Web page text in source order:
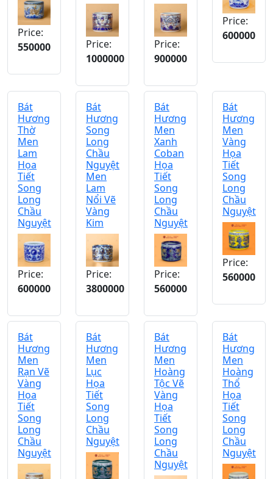
Price:
550000
Price:
1000000
Price:
900000
Price:
600000
Bát
Hương
Thờ
Men
Lam
Họa
Tiết
Song
Long
Chầu
Nguyệt
Price:
600000
Bát
Hương
Song
Long
Chầu
Nguyệt
Men
Lam
Nổi Vẽ
Vàng
Kim
Price:
3800000
Bát
Hương
Men
Xanh
Coban
Họa
Tiết
Song
Long
Chầu
Nguyệt
Price:
560000
Bát
Hương
Men
Vàng
Họa
Tiết
Song
Long
Chầu
Nguyệt
Price:
560000
Bát
Hương
Men
Rạn Vẽ
Vàng
Họa
Tiết
Song
Long
Chầu
Nguyệt
Bát
Hương
Men
Lục
Họa
Tiết
Song
Long
Chầu
Nguyệt
Bát
Hương
Men
Hoàng
Tộc Vẽ
Vàng
Họa
Tiết
Song
Long
Chầu
Nguyệt
Bát
Hương
Men
Hoàng
Thổ
Họa
Tiết
Song
Long
Chầu
Nguyệt